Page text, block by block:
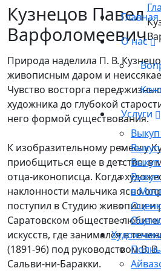
Главная
О нас
Услуги
Выкуп
в
Кузнецов Павел
Варфоломеевич
Природа наделила П. В.
живописным даром и
Чувство восторга перед
художника до глубокой
него формой существования.
К изобразительному ремеслу
приобщиться еще в детстве, в
отца-иконописца. Когда
наклонности мальчика ясно
поступил в Студию живописи и
Саратовском обществе
искусств, где занимался в
(1891-96) под руководством В.
Сальви-ни-Баракки.